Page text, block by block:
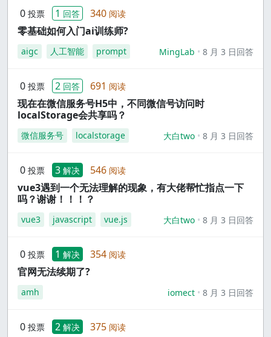
0 投票 1 回答 340 阅读
零基础如何入门ai训练师?
aigc 人工智能 prompt MingLab 8 月 3 日回答
0 投票 2 回答 691 阅读
现在在微信服务号H5中，不同微信号访问时
localStorage会共享吗？
微信服务号 localstorage 大白two 8 月 3 日回答
0 投票 3 解决 546 阅读
vue3遇到一个无法理解的现象，有大佬帮忙指点一下
吗？谢谢！！！？
vue3 javascript vue.js 大白two 8 月 3 日回答
0 投票 1 解决 354 阅读
官网无法续期了?
amh iomect 8 月 3 日回答
0 投票 2 解决 375 阅读